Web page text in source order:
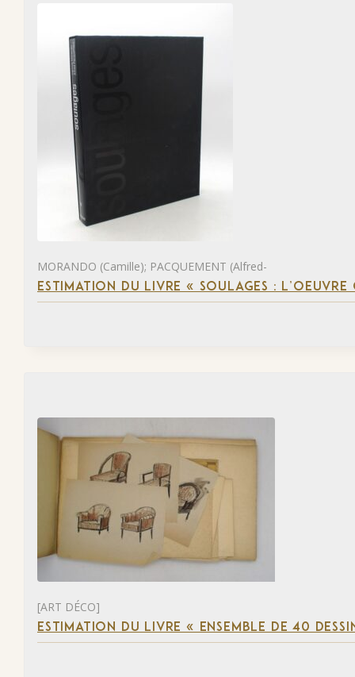
MORANDO (Camille); PACQUEMENT (Alfred-
ESTIMATION DU LIVRE « SOULAGES :
[ART DÉCO]
ESTIMATION DU LIVRE « ENSEMBLE DE 40